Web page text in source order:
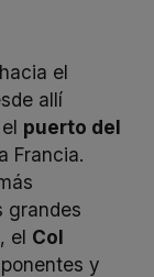
el
allí
puerto del
Francia.
grandes
el Col
y